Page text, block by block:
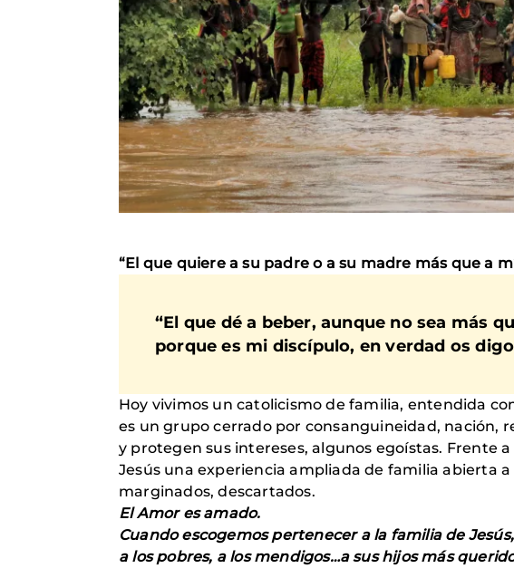
“El que quiere a su padre o a su madre más que a
“El que dé a beber, aunque no sea más
porque es mi discípulo, en verdad os
Hoy vivimos un catolicismo de familia, entendida
es un grupo cerrado por consanguineidad, nación,
y protegen sus intereses, algunos egoístas. Frente
Jesús una experiencia ampliada de familia abierta
marginados, descartados.
El Amor es amado.
Cuando escogemos pertenecer a la familia de
a los pobres, a los mendigos…a sus hijos más